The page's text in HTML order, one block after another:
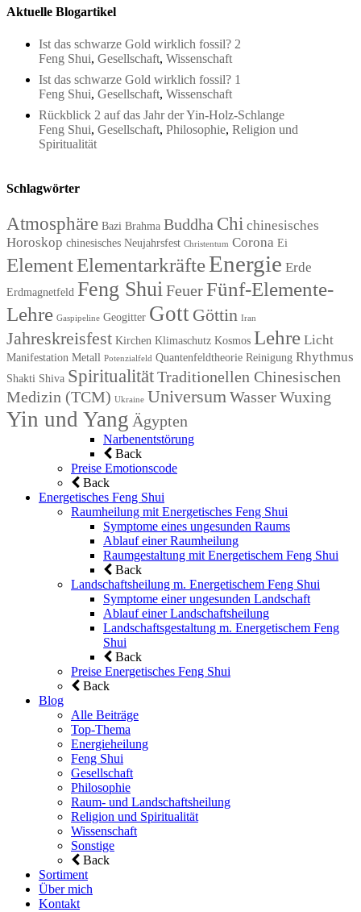
Aktuelle Blogartikel
Ist das schwarze Gold wirklich fossil? 2
Feng Shui, Gesellschaft, Wissenschaft
Ist das schwarze Gold wirklich fossil? 1
Feng Shui, Gesellschaft, Wissenschaft
Rückblick 2 auf das Jahr der Yin-Holz-Schlange
Feng Shui, Gesellschaft, Philosophie, Religion und
Spiritualität
Schlagwörter
Atmosphäre Bazi Brahma Buddha Chi chinesisches
Horoskop chinesisches Neujahrsfest Christentum Corona Ei
ElementElementarkräfteEnergie Erde
Erdmagnetfeld Feng ShuiFeuerFünf-Elemente-
Lehre Gaspipeline Geogitter Gott Göttin Iran
Jahreskreisfest Kirchen Klimaschutz Kosmos Lehre Licht
Manifestation Metall Potenzialfeld Quantenfeldtheorie Reinigung Rhythmus
Shakti Shiva SpiritualitätTraditionellen Chinesischen
Medizin (TCM) Ukraine UniversumWasserWuxing
Yin und Yang Ägypten
Narbenentstörung
Back
Preise Emotionscode
Back
Energetisches Feng Shui
Raumheilung mit Energetisches Feng Shui
Symptome eines ungesunden Raums
Ablauf einer Raumheilung
Raumgestaltung mit Energetischem Feng Shui
Back
Landschaftsheilung m. Energetischem Feng Shui
Symptome einer ungesunden Landschaft
Ablauf einer Landschaftsheilung
Landschaftsgestaltung m. Energetischem Feng
Shui
Back
Preise Energetisches Feng Shui
Back
Blog
Alle Beiträge
Top-Thema
Energieheilung
Feng Shui
Gesellschaft
Philosophie
Raum- und Landschaftsheilung
Religion und Spiritualität
Wissenschaft
Sonstige
Back
Sortiment
Über mich
Kontakt